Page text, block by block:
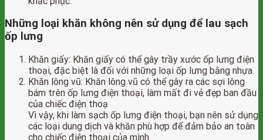
Những loại khăn không nên sử dụng để lau sạch
ốp lưng
Khăn giấy: Khăn giấy có thể gây trầy xước ốp lưng điện
thoại, đặc biệt là đối với những loại ốp lưng bằng nhựa.
Khăn lông vũ: Khăn lông vũ có thể gây ra các sợi lông
bám trên ốp lưng điện thoại, làm mất đi vẻ đẹp ban đầu
của chiếc điện thoạ
Vì vậy, khi làm sạch ốp lưng điện thoại, bạn nên sử dụng
các loại dung dịch và khăn phù hợp để đảm bảo an toàn
cho chiếc điện thoại của mình.